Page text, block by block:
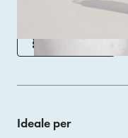
ACQUISTA
Ideale per